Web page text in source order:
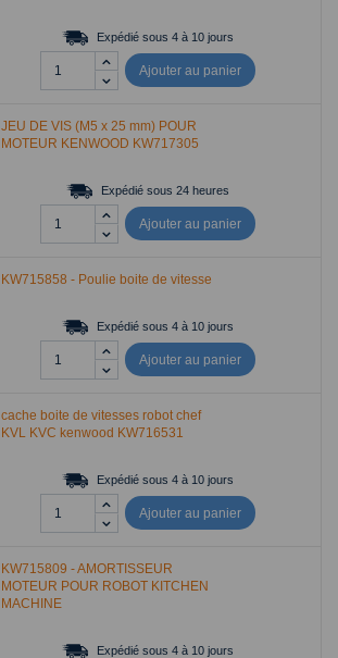
Expédié sous 4 à 10 jours
Ajouter au panier
JEU DE VIS (M5 x 25 mm) POUR
MOTEUR KENWOOD KW717305
Expédié sous 24 heures
Ajouter au panier
KW715858 - Poulie boite de vitesse
Expédié sous 4 à 10 jours
Ajouter au panier
cache boite de vitesses robot chef
KVL KVC kenwood KW716531
Expédié sous 4 à 10 jours
Ajouter au panier
KW715809 - AMORTISSEUR
MOTEUR POUR ROBOT KITCHEN
MACHINE
Expédié sous 4 à 10 jours